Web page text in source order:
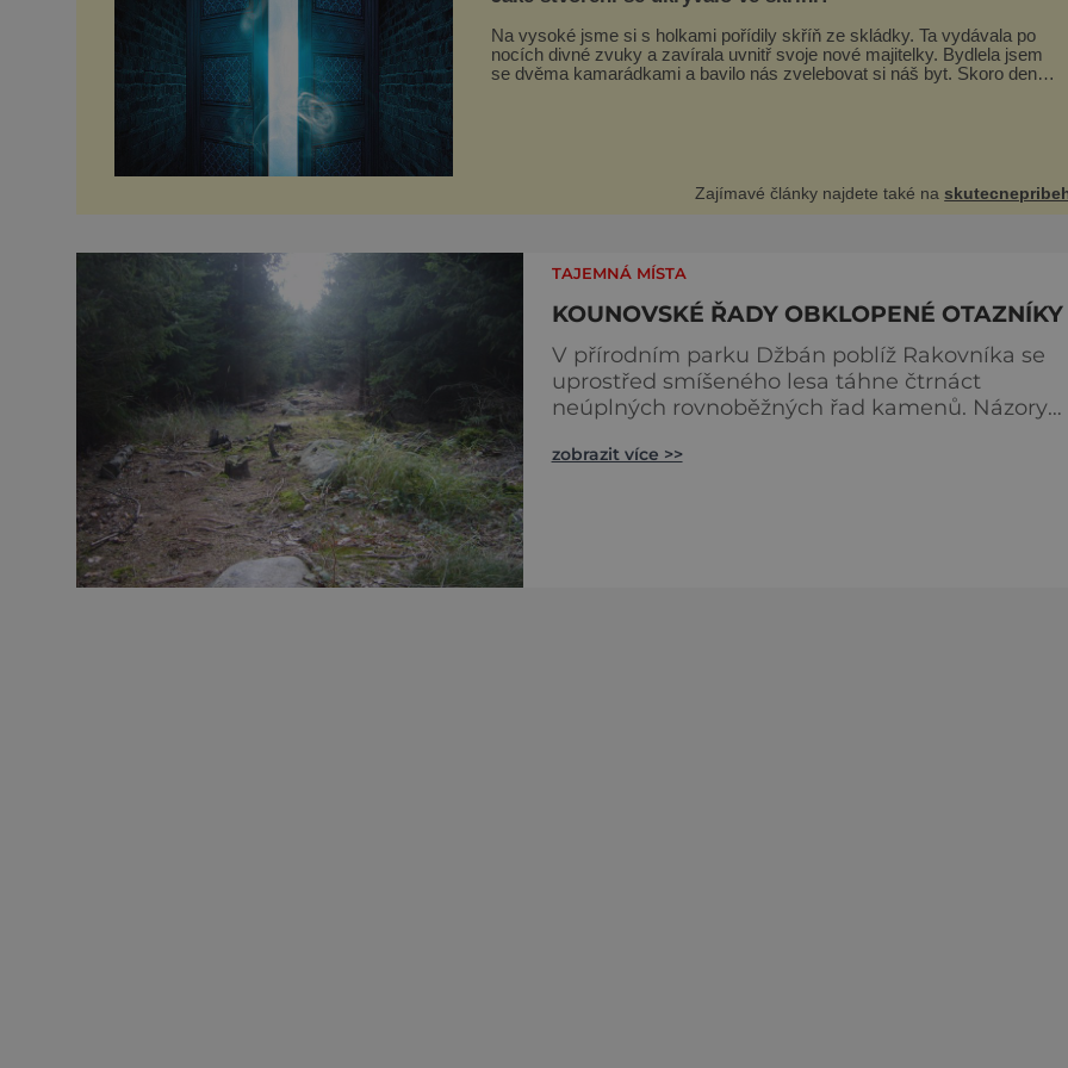
Na vysoké jsme si s holkami pořídily skříň ze skládky. Ta vydávala po
nocích divné zvuky a zavírala uvnitř svoje nové majitelky. Bydlela jsem
se dvěma kamarádkami a bavilo nás zvelebovat si náš byt. Skoro denně
Zajímavé články najdete také na
TAJEMNÁ MÍSTA
KOUNOVSKÉ ŘADY OBKLOPENÉ OTAZNÍKY
V přírodním parku Džbán poblíž Rakovníka se
uprostřed smíšeného lesa táhne čtrnáct
neúplných rovnoběžných řad kamenů. Názory
podle jiných o pravěkou observatoř či
zobrazit více >>